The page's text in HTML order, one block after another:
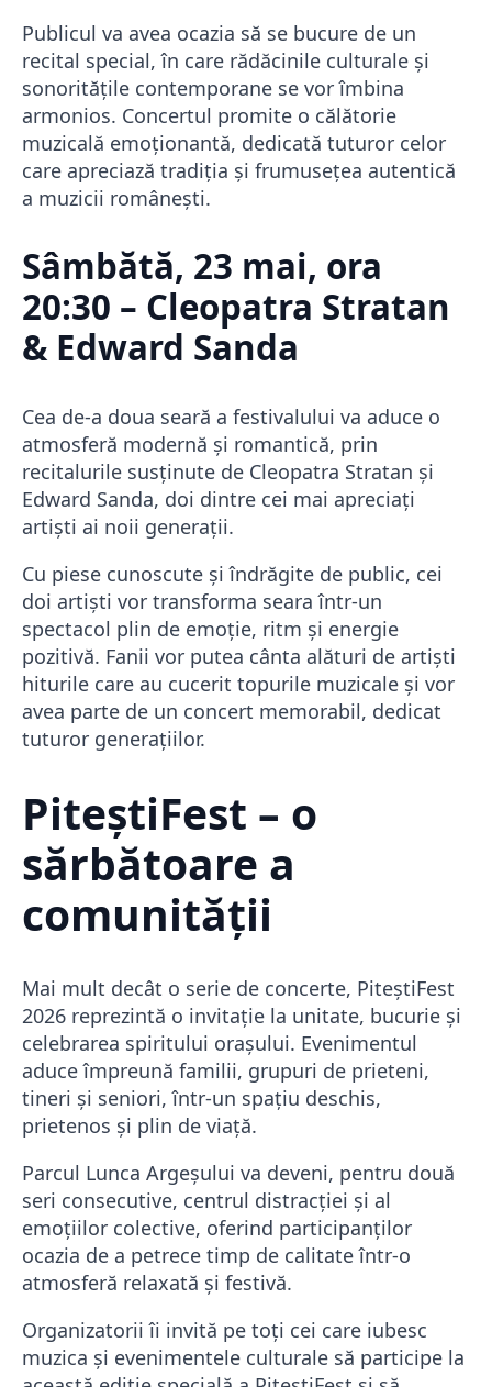
Publicul va avea ocazia să se bucure de un
recital special, în care rădăcinile culturale și
sonoritățile contemporane se vor îmbina
armonios. Concertul promite o călătorie
muzicală emoționantă, dedicată tuturor celor
care apreciază tradiția și frumusețea autentică
a muzicii românești.
Sâmbătă, 23 mai, ora
20:30 – Cleopatra Stratan
& Edward Sanda
Cea de-a doua seară a festivalului va aduce o
atmosferă modernă și romantică, prin
recitalurile susținute de Cleopatra Stratan și
Edward Sanda, doi dintre cei mai apreciați
artiști ai noii generații.
Cu piese cunoscute și îndrăgite de public, cei
doi artiști vor transforma seara într-un
spectacol plin de emoție, ritm și energie
pozitivă. Fanii vor putea cânta alături de artiști
hiturile care au cucerit topurile muzicale și vor
avea parte de un concert memorabil, dedicat
tuturor generațiilor.
PiteștiFest – o
sărbătoare a
comunității
Mai mult decât o serie de concerte, PiteștiFest
2026 reprezintă o invitație la unitate, bucurie și
celebrarea spiritului orașului. Evenimentul
aduce împreună familii, grupuri de prieteni,
tineri și seniori, într-un spațiu deschis,
prietenos și plin de viață.
Parcul Lunca Argeșului va deveni, pentru două
seri consecutive, centrul distracției și al
emoțiilor colective, oferind participanților
ocazia de a petrece timp de calitate într-o
atmosferă relaxată și festivă.
Organizatorii îi invită pe toți cei care iubesc
muzica și evenimentele culturale să participe la